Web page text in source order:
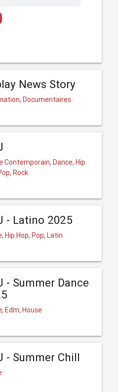
News Story
Documentaires
Contemporain, Dance, Hip
Rock
- Latino 2025
Hip Hop, Pop, Latin
- Summer Dance
Edm, House
- Summer Chill